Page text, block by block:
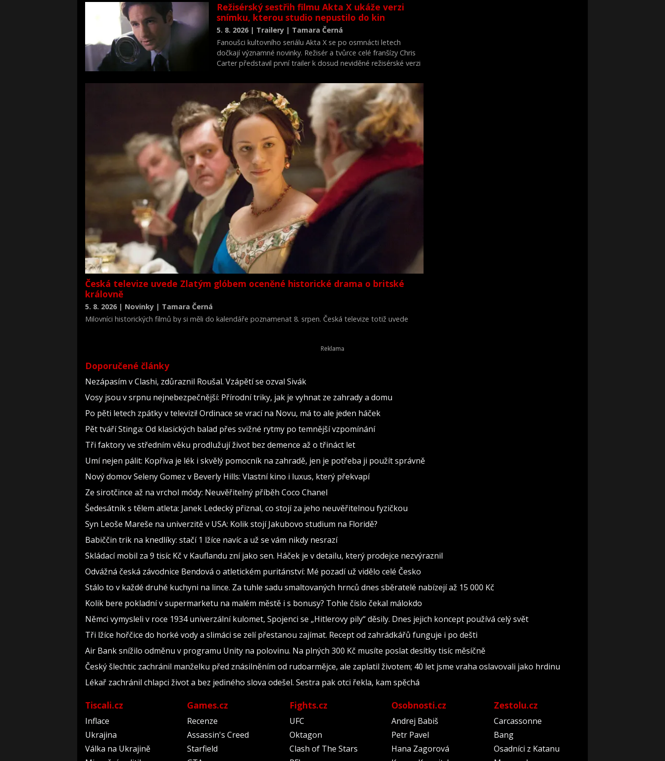
Režisérský sestřih filmu Akta X ukáže verzi
snímku, kterou studio nepustilo do kin
5. 8. 2026 | Trailery | Tamara Černá
Fanoušci kultovního seriálu Akta X se po osmnácti letech
dočkají významné novinky. Režisér a tvůrce celé franšízy Chris
Carter představil první trailer k dosud neviděné režisérské verzi
Česká televize uvede Zlatým glóbem oceněné historické drama o britské
královně
5. 8. 2026 | Novinky | Tamara Černá
Milovníci historických filmů by si měli do kalendáře poznamenat 8. srpen. Česká televize totiž uvede
Doporučené články
Nezápasím v Clashi, zdůraznil Roušal. Vzápětí se ozval Sivák
Vosy jsou v srpnu nejnebezpečnější: Přírodní triky, jak je vyhnat ze zahrady a domu
Po pěti letech zpátky v televizi! Ordinace se vrací na Novu, má to ale jeden háček
Pět tváří Stinga: Od klasických balad přes svižné rytmy po temnější vzpomínání
Tři faktory ve středním věku prodlužují život bez demence až o třináct let
Umí nejen pálit: Kopřiva je lék i skvělý pomocník na zahradě, jen je potřeba ji použít správně
Nový domov Seleny Gomez v Beverly Hills: Vlastní kino i luxus, který překvapí
Ze sirotčince až na vrchol módy: Neuvěřitelný příběh Coco Chanel
Šedesátník s tělem atleta: Janek Ledecký přiznal, co stojí za jeho neuvěřitelnou fyzičkou
Syn Leoše Mareše na univerzitě v USA: Kolik stojí Jakubovo studium na Floridě?
Babiččin trik na knedlíky: stačí 1 lžíce navíc a už se vám nikdy nesrazí
Skládací mobil za 9 tisíc Kč v Kauflandu zní jako sen. Háček je v detailu, který prodejce nezvýraznil
Odvážná česká závodnice Bendová o atletickém puritánství: Mé pozadí už vidělo celé Česko
Stálo to v každé druhé kuchyni na lince. Za tuhle sadu smaltovaných hrnců dnes sběratelé nabízejí až 15 000 Kč
Kolik bere pokladní v supermarketu na malém městě i s bonusy? Tohle číslo čekal málokdo
Němci vymysleli v roce 1934 univerzální kulomet, Spojenci se „Hitlerovy pily“ děsily. Dnes jejich koncept používá celý svět
Tři lžíce hořčice do horké vody a slimáci se zelí přestanou zajímat. Recept od zahrádkářů funguje i po dešti
Air Bank snížilo odměnu v programu Unity na polovinu. Na plných 300 Kč musíte poslat desítky tisíc měsíčně
Český šlechtic zachránil manželku před znásilněním od rudoarmějce, ale zaplatil životem; 40 let jsme vraha oslavovali jako hrdinu
Lékař zachránil chlapci život a bez jediného slova odešel. Sestra pak otci řekla, kam spěchá
Tiscali.cz
Inflace
Ukrajina
Válka na Ukrajině
Games.cz
Recenze
Assassin's Creed
Starfield
Fights.cz
UFC
Oktagon
Clash of The Stars
Osobnosti.cz
Andrej Babiš
Petr Pavel
Hana Zagorová
Zestolu.cz
Carcassonne
Bang
Osadníci z Katanu